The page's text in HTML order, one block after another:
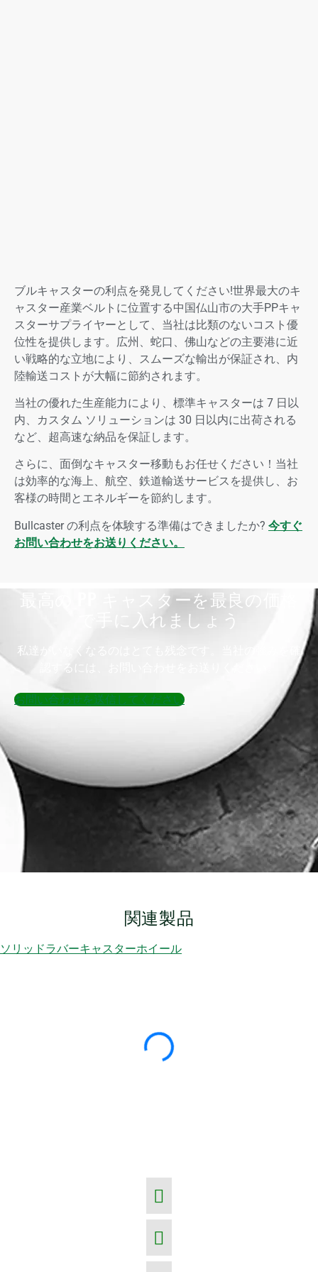
ブルキャスターの利点を発見してください!世界最大のキ
ャスター産業ベルトに位置する中国仏山市の大手PPキャ
スターサプライヤーとして、当社は比類のないコスト優
位性を提供します。広州、蛇口、佛山などの主要港に近
い戦略的な立地により、スムーズな輸出が保証され、内
陸輸送コストが大幅に節約されます。
当社の優れた生産能力により、標準キャスターは 7 日以
内、カスタム ソリューションは 30 日以内に出荷される
など、超高速な納品を保証します。
さらに、面倒なキャスター移動もお任せください！当社
は効率的な海上、航空、鉄道輸送サービスを提供し、お
客様の時間とエネルギーを節約します。
Bullcaster の利点を体験する準備はできましたか? 今すぐ
お問い合わせをお送りください。
最高の PP キャスターを最良の価格
で手に入れましょう
私達がいなくなるのはとても残念です。当社の強みを確
認するには、お問い合わせをお送りください。
お問い合わせを送信してください
関連製品
ソリッドラバーキャスターホイール